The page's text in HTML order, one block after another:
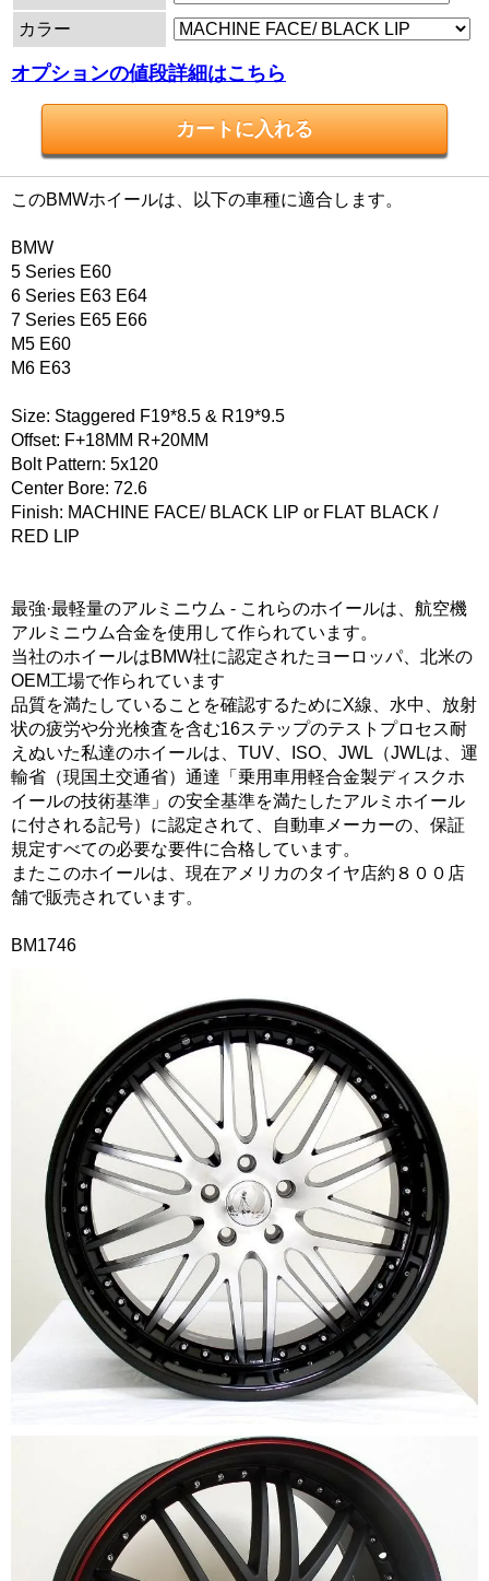
カラー
オプションの値段詳細はこちら
このBMWホイールは、以下の車種に適合します。
BMW
5 Series E60
6 Series E63 E64
7 Series E65 E66
M5 E60
M6 E63
Size: Staggered F19*8.5 & R19*9.5
Offset: F+18MM R+20MM
Bolt Pattern: 5x120
Center Bore: 72.6
Finish: MACHINE FACE/ BLACK LIP or FLAT BLACK /
RED LIP
最強·最軽量のアルミニウム - これらのホイールは、航空機
アルミニウム合金を使用して作られています。
当社のホイールはBMW社に認定されたヨーロッパ、北米の
OEM工場で作られています
品質を満たしていることを確認するためにX線、水中、放射
状の疲労や分光検査を含む16ステップのテストプロセス耐
えぬいた私達のホイールは、TUV、ISO、JWL（JWLは、運
輸省（現国土交通省）通達「乗用車用軽合金製ディスクホ
イールの技術基準」の安全基準を満たしたアルミホイール
に付される記号）に認定されて、自動車メーカーの、保証
規定すべての必要な要件に合格しています。
またこのホイールは、現在アメリカのタイヤ店約８００店
舗で販売されています。
BM1746